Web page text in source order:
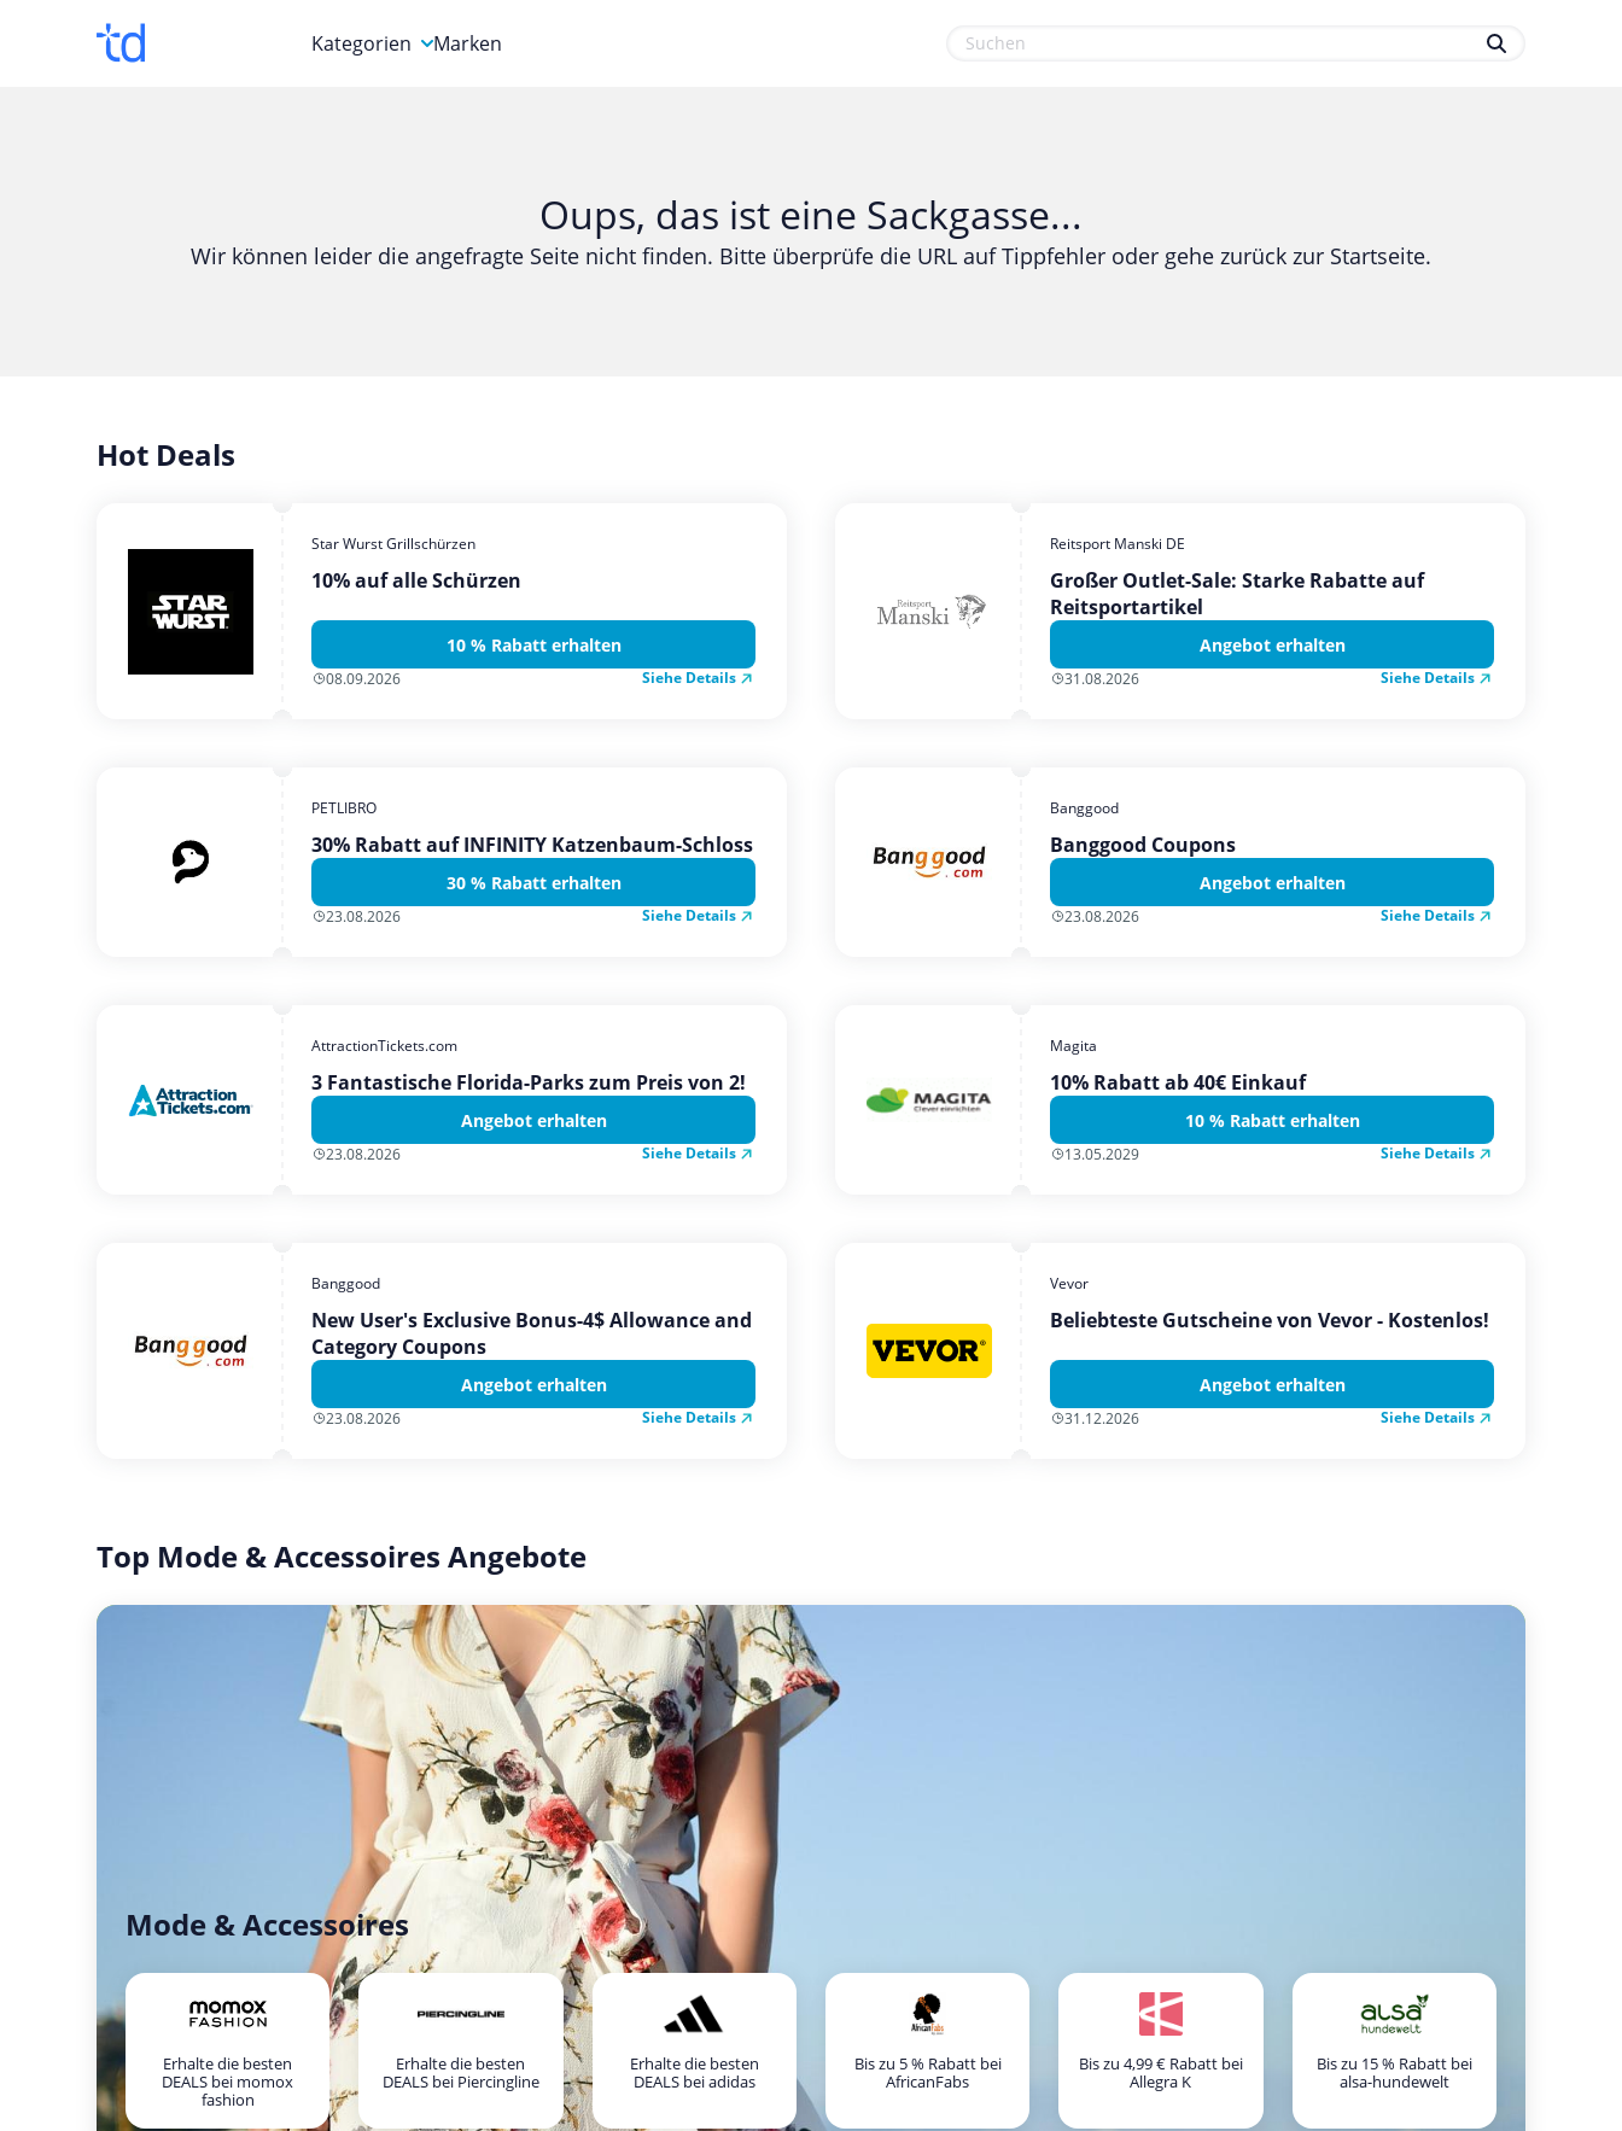
Kategorien
Computer & Elektronik
Gesundheit & Beauty
Mobilfunk & Internet
Marken
Oups, das ist eine Sackgasse...
Wir können leider die angefragte Seite nicht finden. Bitte überprüfe die URL auf Tippfehler oder gehe zurück zur Startseite.
Hot Deals
Star Wurst Grillschürzen
10% auf alle Schürzen
10 % Rabatt erhalten
08.09.2026 Siehe Details
Reitsport Manski DE
Großer Outlet-Sale: Starke Rabatte auf
Reitsportartikel
Angebot erhalten
31.08.2026 Siehe Details
PETLIBRO
30% Rabatt auf INFINITY Katzenbaum-Schloss
30 % Rabatt erhalten
23.08.2026 Siehe Details
Banggood
Banggood Coupons
Angebot erhalten
23.08.2026 Siehe Details
AttractionTickets.com
3 Fantastische Florida-Parks zum Preis von 2!
Angebot erhalten
23.08.2026 Siehe Details
Magita
10% Rabatt ab 40€ Einkauf
10 % Rabatt erhalten
13.05.2029 Siehe Details
Banggood
New User's Exclusive Bonus-4$ Allowance and
Category Coupons
Angebot erhalten
23.08.2026 Siehe Details
Vevor
Beliebteste Gutscheine von Vevor - Kostenlos!
Angebot erhalten
31.12.2026 Siehe Details
Top Mode & Accessoires Angebote
Mode & Accessoires
Erhalte die besten
DEALS bei momox
fashion
Erhalte die besten
DEALS bei Piercingline
Erhalte die besten
DEALS bei adidas
Bis zu 5 % Rabatt bei
AfricanFabs
Bis zu 4,99 € Rabatt bei
Allegra K
Bis zu 15 % Rabatt bei
alsa-hundewelt